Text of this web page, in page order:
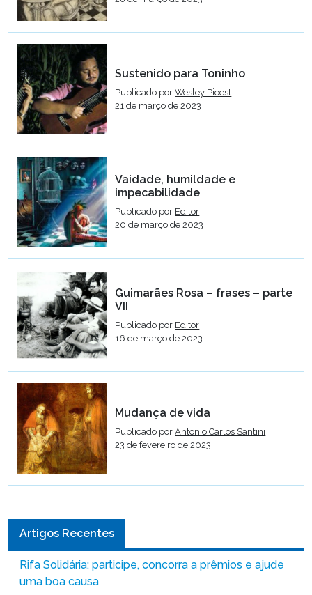
Sustenido para Toninho
Publicado porWesley Pioest
21 de março de 2023
Vaidade, humildade e
impecabilidade
Publicado por Editor
20 de março de 2023
Guimarães Rosa – frases – parte
VII
Publicado por Editor
16 de março de 2023
Mudança de vida
Publicado porAntonio Carlos Santini
23 de fevereiro de 2023
Artigos Recentes
Rifa Solidária: participe, concorra a prêmios e ajude
uma boa causa